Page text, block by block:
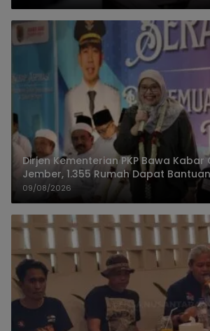
Dirjen Kementerian PKP Bawa
Jember, 1.355 Rumah Dapat
09/08/2026